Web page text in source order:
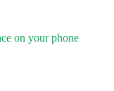
on your phone